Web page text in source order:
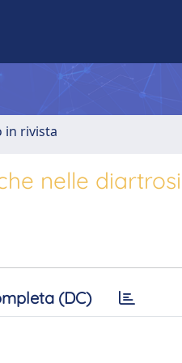
in rivista
nelle diartrosi
(DC)